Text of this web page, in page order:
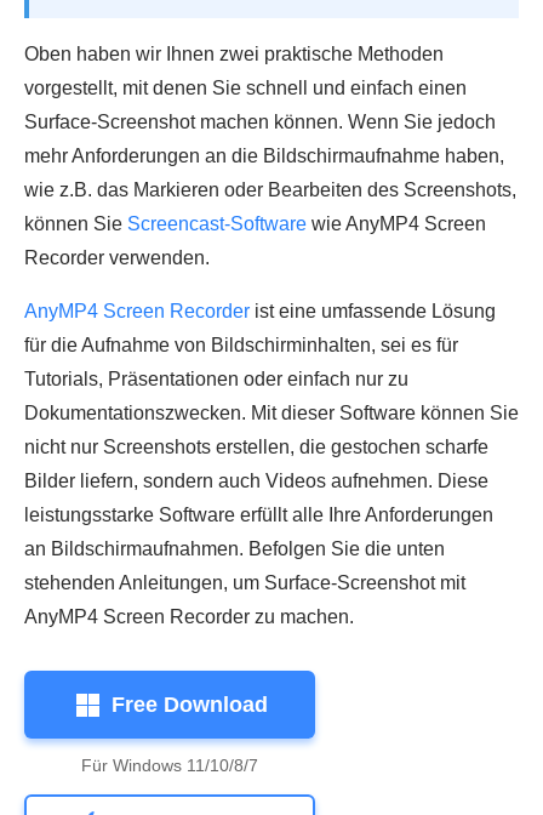
Oben haben wir Ihnen zwei praktische Methoden
vorgestellt, mit denen Sie schnell und einfach einen
Surface-Screenshot machen können. Wenn Sie jedoch
mehr Anforderungen an die Bildschirmaufnahme haben,
wie z.B. das Markieren oder Bearbeiten des Screenshots,
können Sie Screencast-Software wie AnyMP4 Screen
Recorder verwenden.
AnyMP4 Screen Recorder ist eine umfassende Lösung
für die Aufnahme von Bildschirminhalten, sei es für
Tutorials, Präsentationen oder einfach nur zu
Dokumentationszwecken. Mit dieser Software können Sie
nicht nur Screenshots erstellen, die gestochen scharfe
Bilder liefern, sondern auch Videos aufnehmen. Diese
leistungsstarke Software erfüllt alle Ihre Anforderungen
an Bildschirmaufnahmen. Befolgen Sie die unten
stehenden Anleitungen, um Surface-Screenshot mit
AnyMP4 Screen Recorder zu machen.
Free Download
Für Windows 11/10/8/7